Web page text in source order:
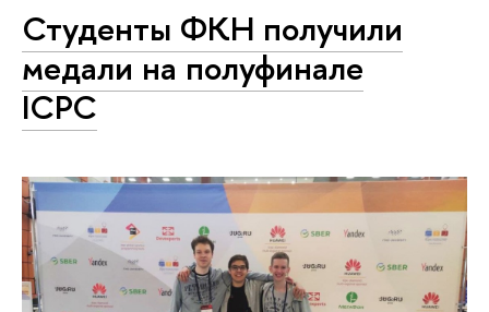
Студенты ФКН получили
медали на полуфинале
ICPC